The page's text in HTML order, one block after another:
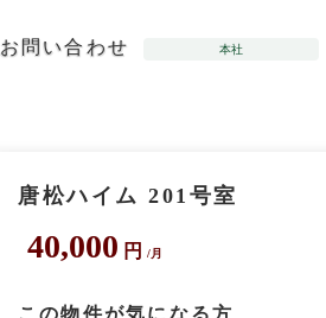
お問い合わせ 本社
唐松ハイム 201号室
40,000 円 /月
この物件が気になる方